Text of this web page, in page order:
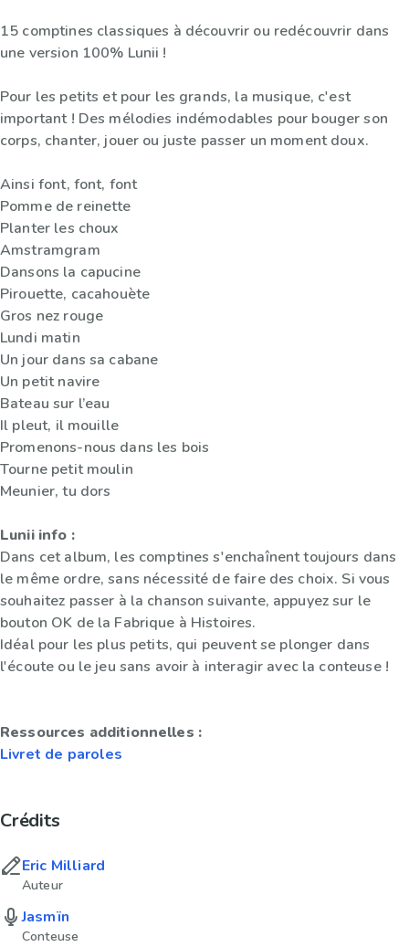
15 comptines classiques à découvrir ou redécouvrir dans
une version 100% Lunii !
Pour les petits et pour les grands, la musique, c'est
important ! Des mélodies indémodables pour bouger son
corps, chanter, jouer ou juste passer un moment doux.
Ainsi font, font, font
Pomme de reinette
Planter les choux
Amstramgram
Dansons la capucine
Pirouette, cacahouète
Gros nez rouge
Lundi matin
Un jour dans sa cabane
Un petit navire
Bateau sur l’eau
Il pleut, il mouille
Promenons-nous dans les bois
Tourne petit moulin
Meunier, tu dors
Lunii info :
Dans cet album, les comptines s'enchaînent toujours dans
le même ordre, sans nécessité de faire des choix. Si vous
souhaitez passer à la chanson suivante, appuyez sur le
bouton OK de la Fabrique à Histoires.
Idéal pour les plus petits, qui peuvent se plonger dans
l'écoute ou le jeu sans avoir à interagir avec la conteuse !
Ressources additionnelles :
Livret de paroles
Crédits
Eric Milliard
Auteur
Jasmïn
Conteuse